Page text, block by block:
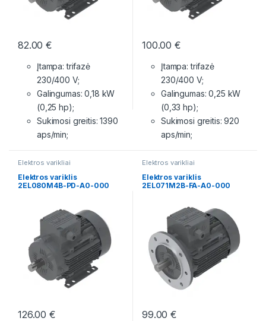
82.00€
Įtampa: trifazė
230/400 V;
Galingumas: 0,18 kW
(0,25 hp);
Sukimosi greitis: 1390
aps/min;
100.00€
Įtampa: trifazė
230/400 V;
Galingumas: 0,25 kW
(0,33 hp);
Sukimosi greitis: 920
aps/min;
Elektros varikliai
Elektros variklis
2EL080M4B-PD-A0-000
126.00€
Elektros varikliai
Elektros variklis
2EL071M2B-FA-A0-000
99.00€